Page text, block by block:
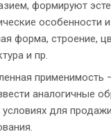
формируют
особенности
форма, строение,
и пр.
применимость
аналогичные
для